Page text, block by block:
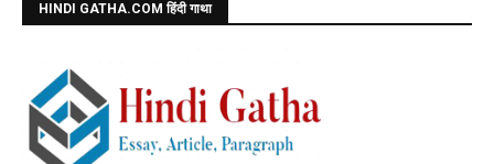
HINDI GATHA.COM हिंदी गाथा